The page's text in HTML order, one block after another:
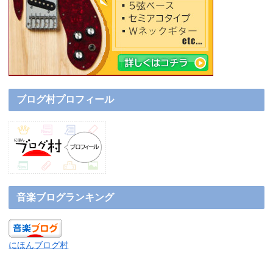
ブログ村プロフィール
音楽ブログランキング
にほんブログ村